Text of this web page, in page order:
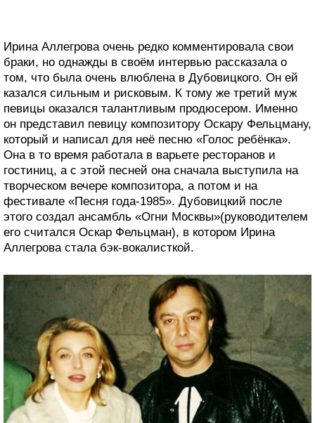
Ирина Аллегрова очень редко комментировала свои
браки, но однажды в своём интервью рассказала о
том, что была очень влюблена в Дубовицкого. Он ей
казался сильным и рисковым. К тому же третий муж
певицы оказался талантливым продюсером. Именно
он представил певицу композитору Оскару Фельцману,
который и написал для неё песню «Голос ребёнка».
Она в то время работала в варьете ресторанов и
гостиниц, а с этой песней она сначала выступила на
творческом вечере композитора, а потом и на
фестивале «Песня года-1985». Дубовицкий после
этого создал ансамбль «Огни Москвы»(руководителем
его считался Оскар Фельцман), в котором Ирина
Аллегрова стала бэк-вокалисткой.